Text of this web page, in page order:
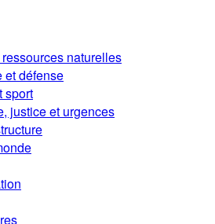
naturelles
et défense
sport
justice et urgences